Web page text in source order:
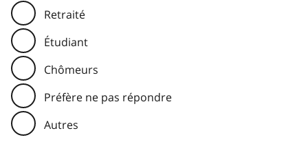
Retraité
Étudiant
Chômeurs
Préfère ne pas répondre
Autres